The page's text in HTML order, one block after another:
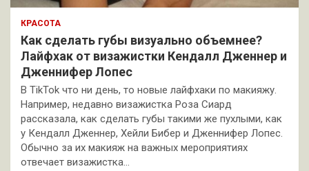
КРАСОТА
Как сделать губы визуально объемнее?
Лайфхак от визажистки Кендалл Дженнер и
Дженнифер Лопес
В TikTok что ни день, то новые лайфхаки по макияжу.
Например, недавно визажистка Роза Сиард
рассказала, как сделать губы такими же пухлыми, как
у Кендалл Дженнер, Хейли Бибер и Дженнифер Лопес.
Обычно за их макияж на важных мероприятиях
отвечает визажистка…